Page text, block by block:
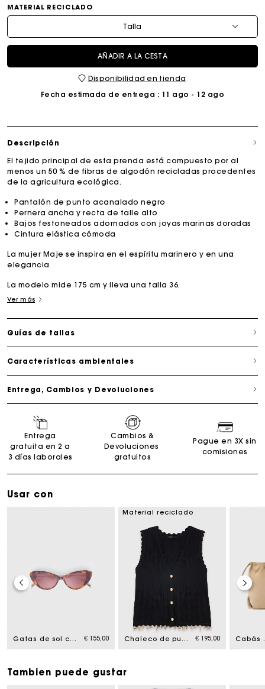
MATERIAL RECICLADO
Talla
AÑADIR A LA CESTA
Disponibilidad en tienda
Fecha estimada de entrega : 11 ago - 12 ago
Descripción
El tejido principal de esta prenda está compuesto por al
menos un 50 % de fibras de algodón recicladas procedentes
de la agricultura ecológica.
Pantalón de punto acanalado negro
Pernera ancha y recta de talle alto
Bajos festoneados adornados con joyas marinas doradas
Cintura elástica cómoda
La mujer Maje se inspira en el espíritu marinero y en una
elegancia
La modelo mide 175 cm y lleva una talla 36.
Ver más
Guías de tallas
Características ambientales
Entrega, Cambios y Devoluciones
Entrega
gratuita en 2 a
3 días laborales
Cambios &
Devoluciones
gratuitos
Pague en 3X sin
comisiones
Usar con
Gafas de sol cat eye € 155,00
Material reciclado
Chaleco de punto con joyas doradas € 195,00
Tambien puede gustar